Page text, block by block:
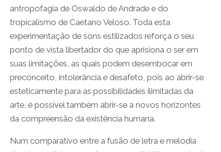
antropofagia de Oswaldo de Andrade e do
tropicalismo de Caetano Veloso. Toda esta
experimentação de sons estilizados reforça o seu
ponto de vista libertador do que aprisiona o ser em
suas limitações, as quais podem desembocar em
preconceito, intolerância e desafeto, pois ao abrir-se
esteticamente para as possibilidades ilimitadas da
arte, é possível também abrir-se a novos horizontes
da compreensão da existência humana.
Num comparativo entre a fusão de letra e melodia